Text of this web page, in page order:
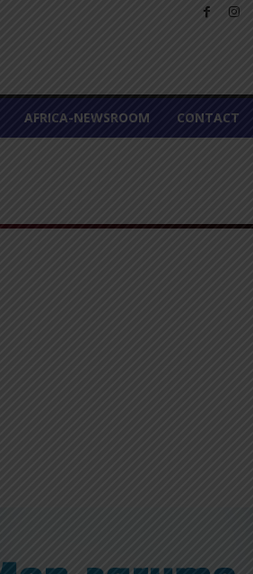
AFRICA-NEWSROOM CONTACT